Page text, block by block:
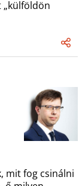
„külföldön
mit fog csinálni